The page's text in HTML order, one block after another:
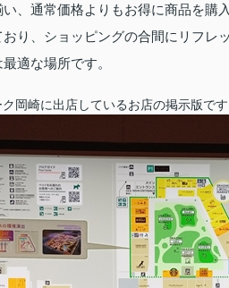
、通常価格よりもお得に商品を購
り、ショッピングの合間にリフレ
適な場所です。
崎に出店しているお店の掲示版です